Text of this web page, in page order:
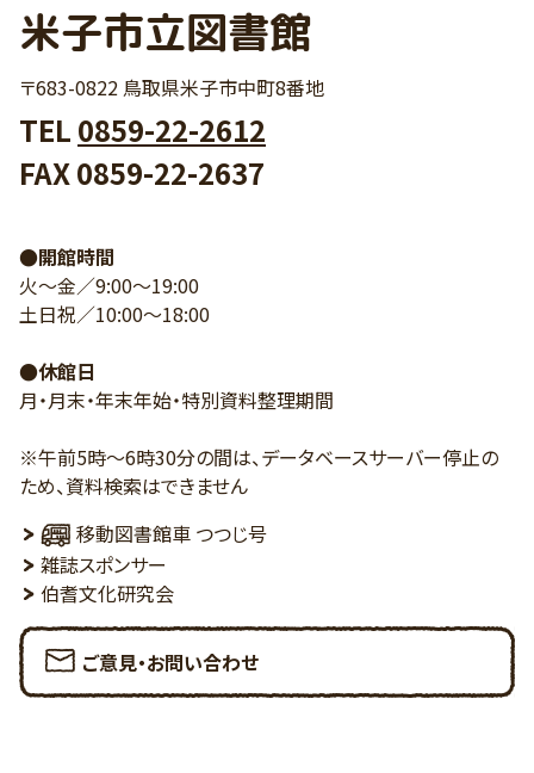
米子市立図書館
〒683-0822 鳥取県米子市中町8番地
TEL 0859-22-2612
FAX 0859-22-2637
●開館時間
火～金／9:00～19:00
土日祝／10:00～18:00
●休館日
月・月末・年末年始・特別資料整理期間
※午前5時～6時30分の間は、データベースサーバー停止の
ため、資料検索はできません
移動図書館車 つつじ号
雑誌スポンサー
伯耆文化研究会
ご意見・お問い合わせ